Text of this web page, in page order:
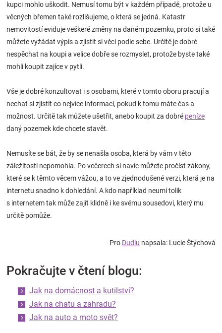
kupci mohlo uškodit. Nemusí tomu být v každém případě, protože u
věcných břemen také rozlišujeme, o která se jedná. Katastr
nemovitostí eviduje veškeré změny na daném pozemku, proto si také
můžete vyžádat výpis a zjistit si věci podle sebe. Určitě je dobré
nespěchat na koupi a velice dobře se rozmyslet, protože byste také
mohli koupit zajíce v pytli.
Vše je dobré konzultovat i s osobami, které v tomto oboru pracují a
nechat si zjistit co nejvíce informací, pokud k tomu máte čas a
možnost. Určitě tak můžete ušetřit, anebo koupit za dobré peníze
daný pozemek kde chcete stavět.
Nemusíte se bát, že by se nenašla osoba, která by vám v této
záležitosti nepomohla. Po večerech si navíc můžete pročíst zákony,
které se k těmto věcem vážou, a to ve zjednodušené verzi, která je na
internetu snadno k dohledání. A kdo například neumí tolik
s internetem tak může zajít klidně i ke svému sousedovi, který mu
určitě pomůže.
Pro Dudlu napsala: Lucie Štýchová
Pokračujte v čtení blogu:
Jak na domácnost a kutilství?
Jak na chatu a zahradu?
Jak na auto a moto svět?